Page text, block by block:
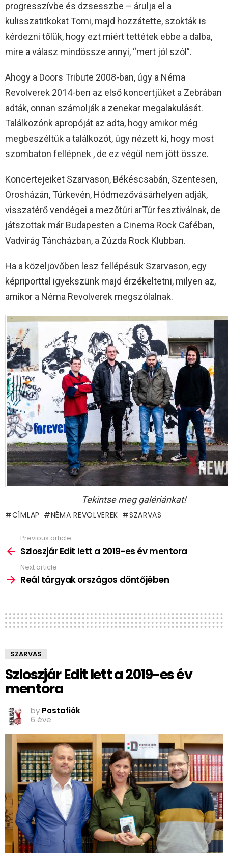
progresszívbe és dzsesszbe – árulja el a
kulisszatitkokat Tomi, majd hozzátette, szokták is
kérdezni tőlük, hogy ezt miért tettétek ebbe a dalba,
mire a válasz mindössze annyi, “mert jól szól”.
Ahogy a Doors Tribute 2008-ban, úgy a Néma
Revolverek 2014-ben az első koncertjüket a Zebrában
adták, onnan számolják a zenekar megalakulását.
Találkozónk apropóját az adta, hogy amikor még
megbeszéltük a találkozót, úgy nézett ki, hogy most
szombaton fellépnek , de ez végül nem jött össze.
Koncertejeiket Szarvason, Békéscsabán, Szentesen,
Orosházán, Túrkevén, Hódmezővásárhelyen adják,
visszatérő vendégei a mezőtúri arTúr fesztiválnak, de
játszottak már Budapesten a Cinema Rock Caféban,
Vadvirág Táncházban, a Zúzda Rock Klubban.
Ha a közeljövőben lesz fellépésük Szarvason, egy
képriporttal igyekszünk majd érzékeltetni, milyen az,
amikor a Néma Revolverek megszólalnak.
Tekintse meg galériánkat!
CÍMLAP NÉMA REVOLVEREK SZARVAS
more
Previous article
Szloszjár Edit lett a 2019-es év mentora
Next article
Reál tárgyak országos döntőjében
SZARVAS
Szloszjár Edit lett a 2019-es év
mentora
by Postafiók
6 éve